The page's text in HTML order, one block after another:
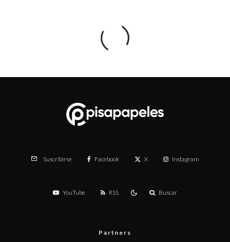
Suscribirse Facebook X Instagram
YouTube RSS Buscar
Partners